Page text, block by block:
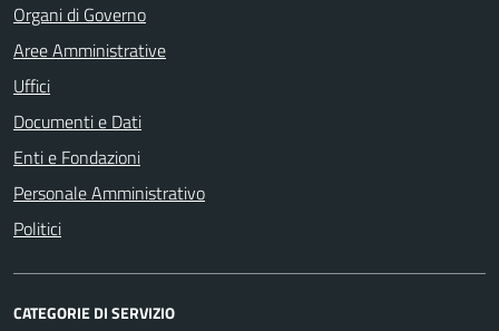
Organi di Governo
Aree Amministrative
Uffici
Documenti e Dati
Enti e Fondazioni
Personale Amministrativo
Politici
CATEGORIE DI SERVIZIO